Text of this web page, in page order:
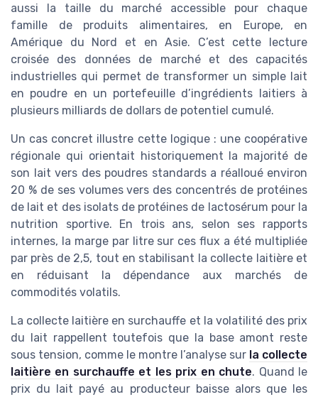
aussi la taille du marché accessible pour chaque
famille de produits alimentaires, en Europe, en
Amérique du Nord et en Asie. C’est cette lecture
croisée des données de marché et des capacités
industrielles qui permet de transformer un simple lait
en poudre en un portefeuille d’ingrédients laitiers à
plusieurs milliards de dollars de potentiel cumulé.
Un cas concret illustre cette logique : une coopérative
régionale qui orientait historiquement la majorité de
son lait vers des poudres standards a réalloué environ
20 % de ses volumes vers des concentrés de protéines
de lait et des isolats de protéines de lactosérum pour la
nutrition sportive. En trois ans, selon ses rapports
internes, la marge par litre sur ces flux a été multipliée
par près de 2,5, tout en stabilisant la collecte laitière et
en réduisant la dépendance aux marchés de
commodités volatils.
La collecte laitière en surchauffe et la volatilité des prix
du lait rappellent toutefois que la base amont reste
sous tension, comme le montre l’analyse sur la collecte
laitière en surchauffe et les prix en chute. Quand le
prix du lait payé au producteur baisse alors que les